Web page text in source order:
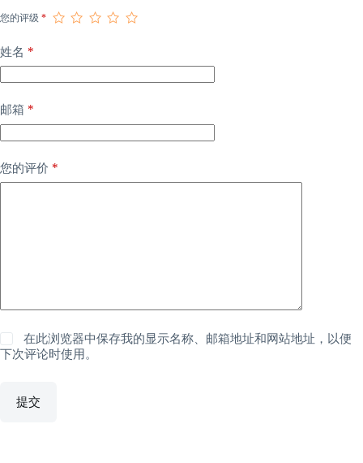
您的评级 *
姓名 *
邮箱 *
您的评价 *
在此浏览器中保存我的显示名称、邮箱地址和网站地址，以便
下次评论时使用。
提交